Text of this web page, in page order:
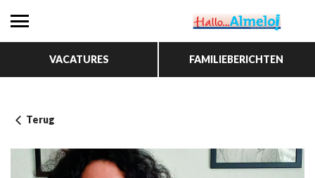
VACATURES FAMILIEBERICHTEN
Terug